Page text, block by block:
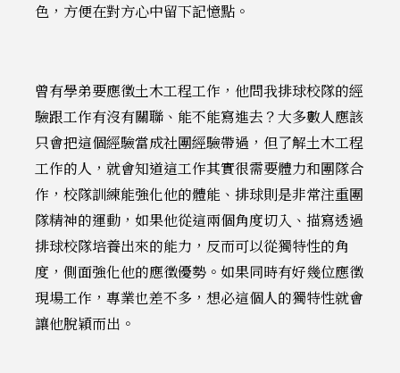
色，方便在對方心中留下記憶點。
曾有學弟要應徵土木工程工作，他問我排球校隊的經
驗跟工作有沒有關聯、能不能寫進去？大多數人應該
只會把這個經驗當成社團經驗帶過，但了解土木工程
工作的人，就會知道這工作其實很需要體力和團隊合
作，校隊訓練能強化他的體能、排球則是非常注重團
隊精神的運動，如果他從這兩個角度切入、描寫透過
排球校隊培養出來的能力，反而可以從獨特性的角
度，側面強化他的應徵優勢。如果同時有好幾位應徵
現場工作，專業也差不多，想必這個人的獨特性就會
讓他脫穎而出。